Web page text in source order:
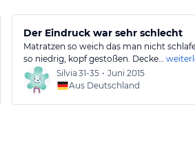
Der Eindruck war sehr schlecht
Matratzen so weich das man nicht
so niedrig, kopf gestoßen. Decke…
Silvia 31-35 • Juni 2015
Aus Deutschland